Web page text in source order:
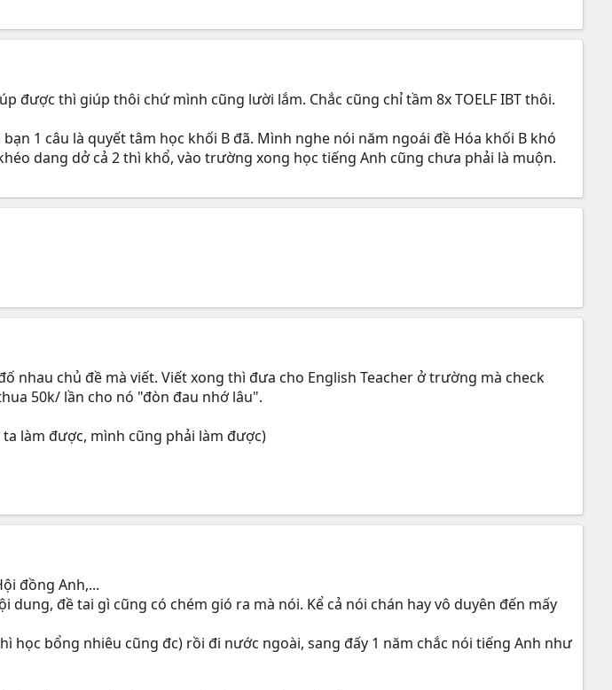
được thì giúp thôi chứ mình cũng lười lắm. Chắc cũng chỉ tầm 8x TOELF IBT thôi.
1 câu là quyết tâm học khối B đã. Mình nghe nói năm ngoái đề Hóa khối B khó
dang dở cả 2 thì khổ, vào trường xong học tiếng Anh cũng chưa phải là muộn.
nhau chủ đề mà viết. Viết xong thì đưa cho English Teacher ở trường mà check
50k/ lần cho nó "đòn đau nhớ lâu".
làm được, mình cũng phải làm được)
đồng Anh,...
đề tai gì cũng có chém gió ra mà nói. Kể cả nói chán hay vô duyên đến mấy
học bổng nhiêu cũng đc) rồi đi nước ngoài, sang đấy 1 năm chắc nói tiếng Anh như